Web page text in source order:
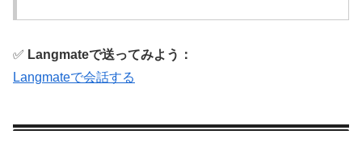
✅ Langmateで送ってみよう：
Langmateで会話する